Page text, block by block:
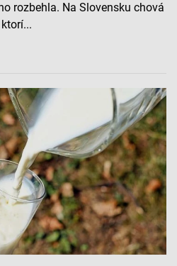
rozbehla. Na Slovensku chová